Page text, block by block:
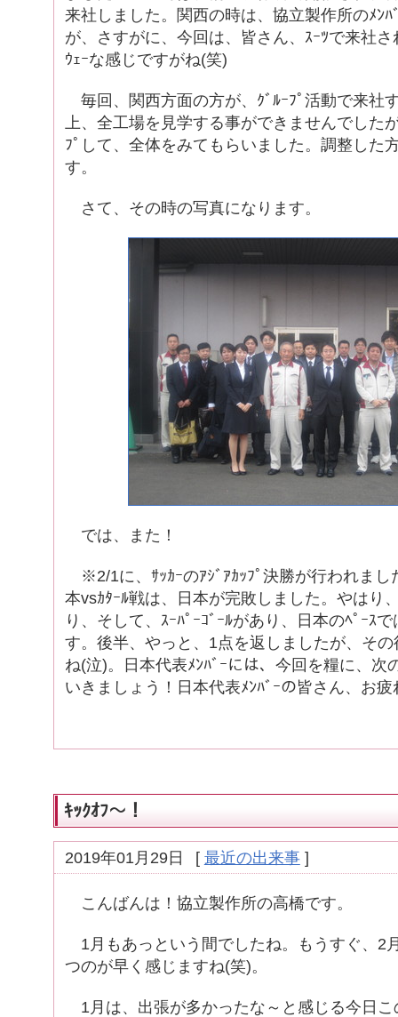
来社しました。関西の時は、協立製作所のﾒﾝﾊ
が、さすがに、今回は、皆さん、ｽｰﾂで来社
ｳｪｰな感じですがね(笑)
毎回、関西方面の方が、ｸﾞﾙｰﾌﾟ活動で来社
上、全工場を見学する事ができませんでした
ﾌﾟして、全体をみてもらいました。調整した
す。
さて、その時の写真になります。
では、また！
※2/1に、ｻｯｶｰのｱｼﾞｱｶｯﾌﾟ決勝が行われまし
本vsｶﾀｰﾙ戦は、日本が完敗しました。やはり
り、そして、ｽｰﾊﾟｰｺﾞｰﾙがあり、日本のﾍﾟｰｽ
す。後半、やっと、1点を返しましたが、そ
ね(泣)。日本代表ﾒﾝﾊﾞｰには、今回を糧に、次
いきましょう！日本代表ﾒﾝﾊﾞｰの皆さん、お
ｷｯｸｵﾌ～！
2019年01月29日 [ 最近の出来事]
こんばんは！協立製作所の高橋です。
1月もあっという間でしたね。もうすぐ、2
つのが早く感じますね(笑)。
1月は、出張が多かったな～と感じる今日こ